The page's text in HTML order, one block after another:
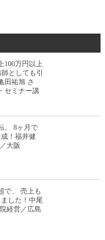
100万円以上
としても引
田祐旭 さ
セミナー講
、 8ヶ月で
！福井健
大阪
で、 売上も
した！中尾
経営／広島